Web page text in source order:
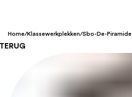
Home/Klassewerkplekken/Sbo-De-Piramide